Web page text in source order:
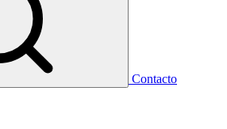
Contacto